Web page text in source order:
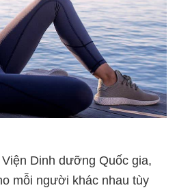
Dinh dưỡng Quốc gia,
mỗi người khác nhau tùy